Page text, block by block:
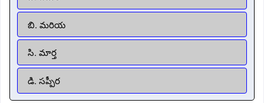
బి. మరియ
సి. మార్త
డి. సప్పీర